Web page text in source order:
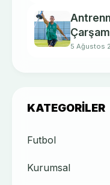
5 Ağustos
KATEGORILER
Futbol
Kurumsal